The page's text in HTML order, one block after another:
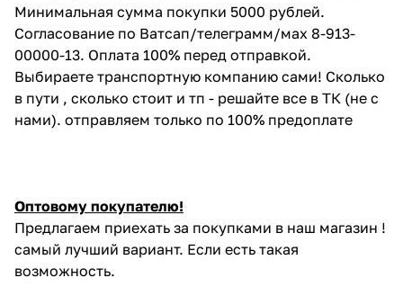
Минимальная сумма покупки 5000 рублей.
Согласование по Ватсап/телеграмм/мах 8-913-
00000-13. Оплата 100% перед отправкой.
Выбираете транспортную компанию сами! Сколько
в пути , сколько стоит и тп - решайте все в ТК (не с
нами). отправляем только по 100% предоплате
Оптовому покупателю!
Предлагаем приехать за покупками в наш магазин !
самый лучший вариант. Если есть такая
возможность.